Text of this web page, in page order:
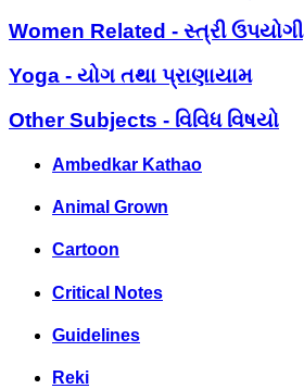
Women Related - સ્ત્રી ઉપયોગી
Yoga - યોગ તથા પ્રાણાયામ
Other Subjects - વિવિધ વિષયો
Ambedkar Kathao
Animal Grown
Cartoon
Critical Notes
Guidelines
Reki